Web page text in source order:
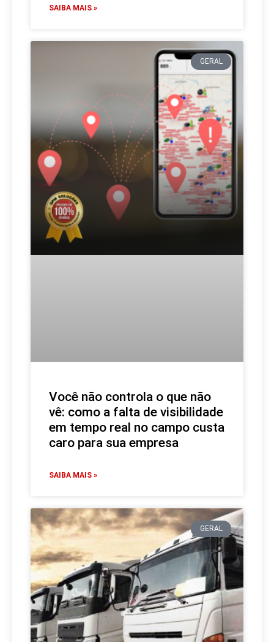
SAIBA MAIS »
GERAL
Você não controla o que não
vê: como a falta de visibilidade
em tempo real no campo custa
caro para sua empresa
SAIBA MAIS »
GERAL